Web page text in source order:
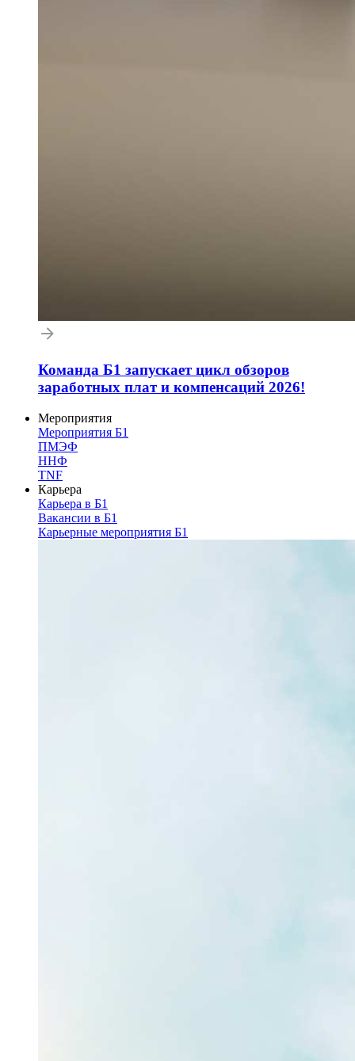
Команда Б1 запускает цикл обзоров
заработных плат и компенсаций 2026!
Мероприятия
Мероприятия Б1
ПМЭФ
ННФ
TNF
Карьера
Карьера в Б1
Вакансии в Б1
Карьерные мероприятия Б1